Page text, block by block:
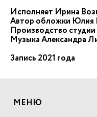
Исполняет Ирина
Автор обложки Юлия
Производство
Музыка Александра
Запись 2021 года
МЕНЮ